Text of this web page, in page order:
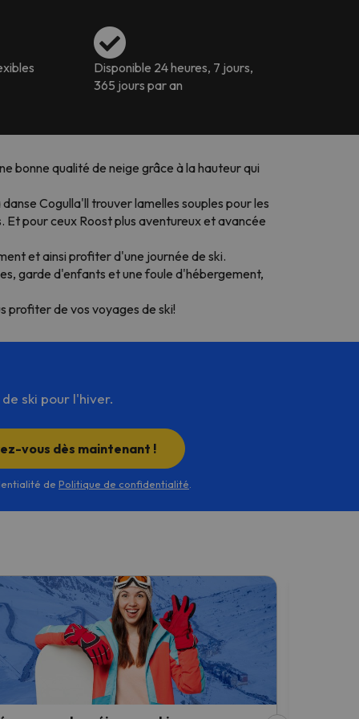
Disponible 24 heures, 7 jours,
365 jours par an
bonne qualité de neige grâce à la hauteur qui
Cogulla'll trouver lamelles souples pour les
pour ceux Roost plus aventureux et avancée
et ainsi profiter d'une journée de ski.
garde d'enfants et une foule d'hébergement,
profiter de vos voyages de ski!
ski pour l'hiver.
vous dès maintenant !
de Politique de confidentialité